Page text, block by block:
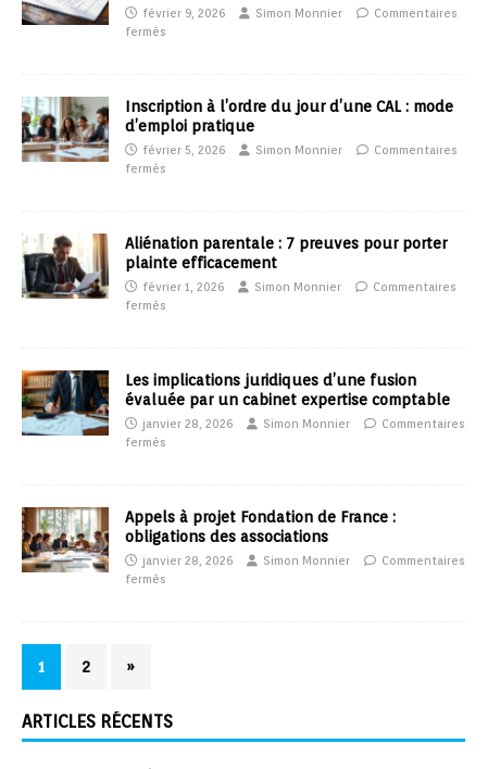
février 9, 2026 Simon Monnier
Commentaires
fermés
Inscription à l’ordre du jour d’une CAL : mode
d’emploi pratique
février 5, 2026 Simon Monnier
Commentaires
fermés
Aliénation parentale : 7 preuves pour porter
plainte efficacement
février 1, 2026 Simon Monnier
Commentaires
fermés
Les implications juridiques d’une fusion
évaluée par un cabinet expertise comptable
janvier 28, 2026 Simon Monnier
Commentaires
fermés
Appels à projet Fondation de France :
obligations des associations
janvier 28, 2026 Simon Monnier
Commentaires
fermés
1 2 »
ARTICLES RÉCENTS